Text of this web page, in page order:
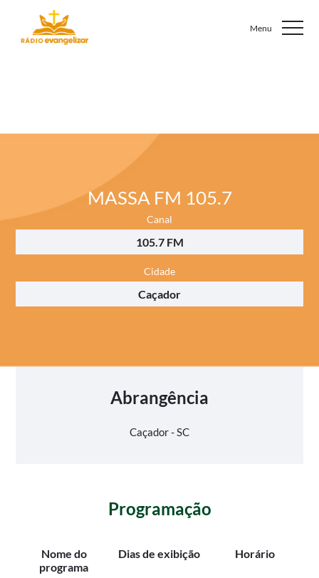
MASSA FM 105.7
Canal
105.7 FM
Cidade
Caçador
Abrangência
Caçador - SC
Programação
Nome do
programa
Dias de exibição Horário